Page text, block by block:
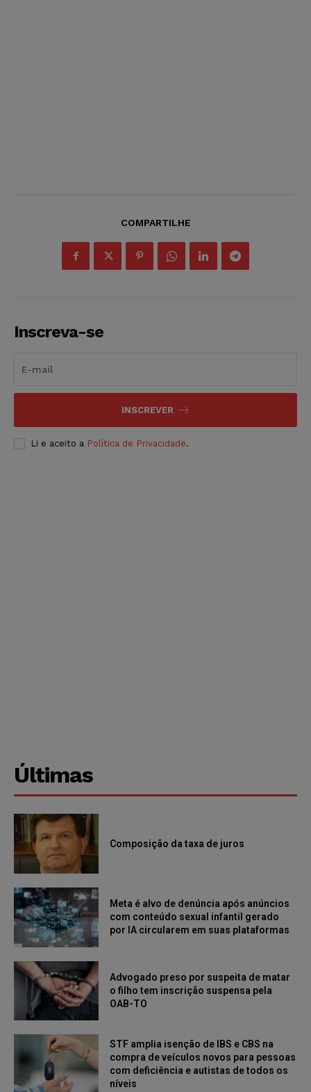
COMPARTILHE
Inscreva-se
INSCREVER
Li e aceito a Política de Privacidade.
Últimas
Composição da taxa de juros
Meta é alvo de denúncia após anúncios
com conteúdo sexual infantil gerado
por IA circularem em suas plataformas
Advogado preso por suspeita de matar
o filho tem inscrição suspensa pela
OAB-TO
STF amplia isenção de IBS e CBS na
compra de veículos novos para pessoas
com deficiência e autistas de todos os
níveis